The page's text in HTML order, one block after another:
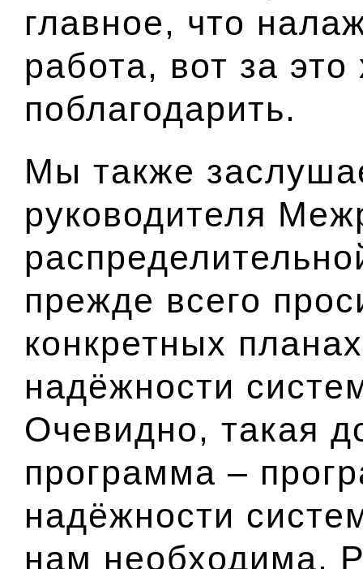
главное, что
работа, вот за это
поблагодарить.
Мы также
руководителя
прежде всего
конкретных
надёжности
Очевидно, такая
программа –
надёжности
нам необходима.